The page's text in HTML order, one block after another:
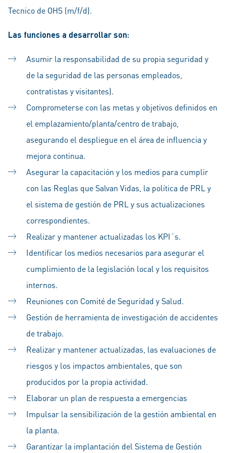
Tecnico de OHS (m/f/d).
Las funciones a desarrollar son:
Asumir la responsabilidad de su propia seguridad y
de la seguridad de las personas empleados,
contratistas y visitantes).
Comprometerse con las metas y objetivos definidos en
el emplazamiento/planta/centro de trabajo,
asegurando el despliegue en el área de influencia y
mejora continua.
Asegurar la capacitación y los medios para cumplir
con las Reglas que Salvan Vidas, la política de PRL y
el sistema de gestión de PRL y sus actualizaciones
correspondientes.
Realizar y mantener actualizadas los KPI´s.
Identificar los medios necesarios para asegurar el
cumplimiento de la legislación local y los requisitos
internos.
Reuniones con Comité de Seguridad y Salud.
Gestión de herramienta de investigación de accidentes
de trabajo.
Realizar y mantener actualizadas, las evaluaciones de
riesgos y los impactos ambientales, que son
producidos por la propia actividad.
Elaborar un plan de respuesta a emergencias
Impulsar la sensibilización de la gestión ambiental en
la planta.
Garantizar la implantación del Sistema de Gestión